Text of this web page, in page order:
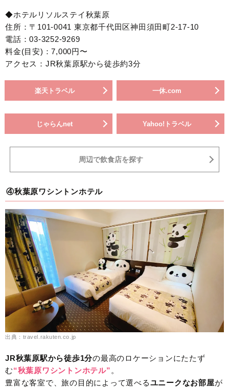
◆ホテルリソルステイ秋葉原
住所：〒101-0041 東京都千代田区神田須田町2-17-10
電話：03-3252-9269
料金(目安)：7,000円〜
アクセス：JR秋葉原駅から徒歩約3分
楽天トラベル 一休.com
じゃらんnet Yahoo!トラベル
周辺で飲食店を探す
④秋葉原ワシントンホテル
出典：travel.rakuten.co.jp
JR秋葉原駅から徒歩1分の最高のロケーションにたたず
む“秋葉原ワシントンホテル” 。
豊富な客室で、旅の目的によって選べるユニークなお部屋が